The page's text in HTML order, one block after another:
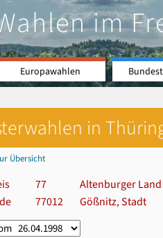
im
Europawahlen
in
Übersicht
77
Altenburger Land
77012 Gößnitz, Stadt